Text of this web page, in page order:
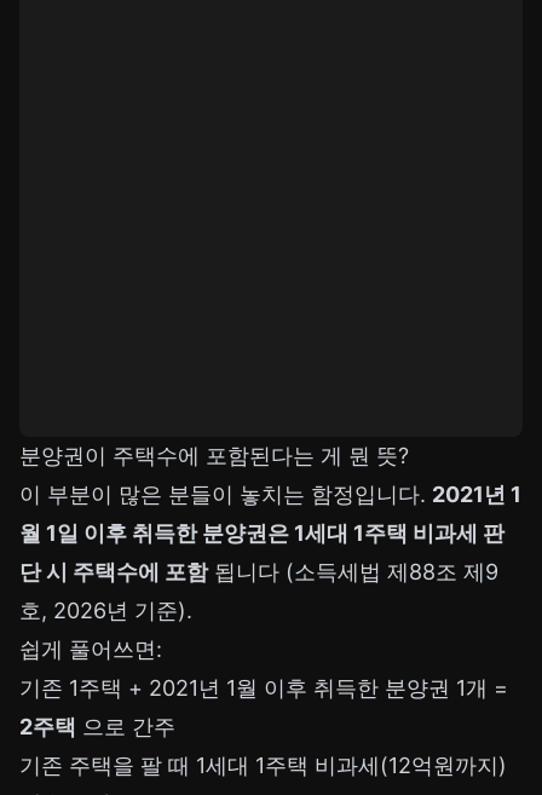
분양권이 주택수에 포함된다는 게 뭔 뜻?
이 부분이 많은 분들이 놓치는 함정입니다. 2021년 1
월 1일 이후 취득한 분양권은 1세대 1주택 비과세 판
단 시 주택수에 포함됩니다 (소득세법 제88조 제9
호, 2026년 기준).
쉽게 풀어쓰면:
기존 1주택 + 2021년 1월 이후 취득한 분양권 1개 =
2주택 으로 간주
기존 주택을 팔 때 1세대 1주택 비과세(12억원까지)